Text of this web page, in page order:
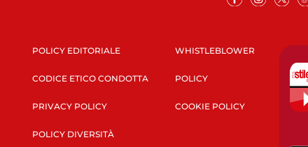
POLICY EDITORIALE
CODICE ETICO CONDOTTA
PRIVACY POLICY
POLICY DIVERSITÀ
WHISTLEBLOWER
POLICY
COOKIE POLICY